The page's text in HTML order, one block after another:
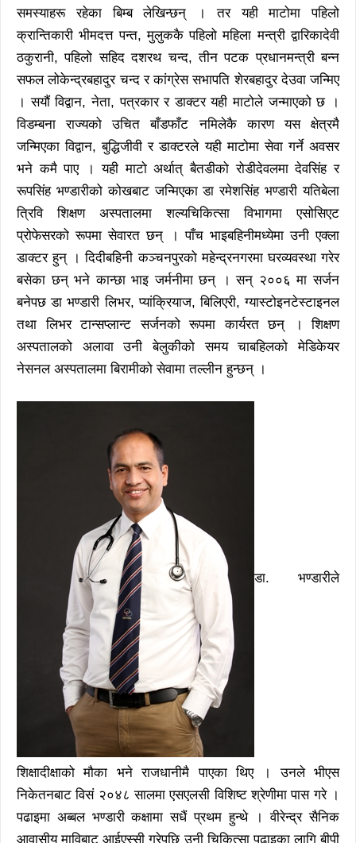
समस्याहरू रहेका बिम्ब लेखिन्छन् । तर यही माटोमा पहिलो
क्रान्तिकारी भीमदत्त पन्त, मुलुककै पहिलो महिला मन्त्री द्वारिकादेवी
ठकुरानी, पहिलो सहिद दशरथ चन्द, तीन पटक प्रधानमन्त्री बन्न
सफल लोकेन्द्रबहादुर चन्द र कांग्रेस सभापति शेरबहादुर देउवा जन्मिए
। सयौं विद्वान, नेता, पत्रकार र डाक्टर यही माटोले जन्माएको छ ।
विडम्बना राज्यको उचित बाँडफाँट नमिलेकै कारण यस क्षेत्रमै
जन्मिएका विद्वान, बुद्धिजीवी र डाक्टरले यही माटोमा सेवा गर्ने अवसर
भने कमै पाए । यही माटो अर्थात् बैतडीको रोडीदेवलमा देवसिंह र
रूपसिंह भण्डारीको कोखबाट जन्मिएका डा रमेशसिंह भण्डारी यतिबेला
त्रिवि शिक्षण अस्पतालमा शल्यचिकित्सा विभागमा एसोसिएट
प्रोफेसरको रूपमा सेवारत छन् । पाँच भाइबहिनीमध्येमा उनी एक्ला
डाक्टर हुन् । दिदीबहिनी कञ्चनपुरको महेन्द्रनगरमा घरव्यवस्था गरेर
बसेका छन् भने कान्छा भाइ जर्मनीमा छन् । सन् २००६ मा सर्जन
बनेपछ डा भण्डारी लिभर, प्यांक्रियाज, बिलिएरी, ग्यास्टोइनटेस्टाइनल
तथा लिभर टान्सप्लान्ट सर्जनको रूपमा कार्यरत छन् । शिक्षण
अस्पतालको अलावा उनी बेलुकीको समय चाबहिलको मेडिकेयर
नेसनल अस्पतालमा बिरामीको सेवामा तल्लीन हुन्छन् ।
डा. भण्डारीले
शिक्षादीक्षाको मौका भने राजधानीमै पाएका थिए । उनले भीएस
निकेतनबाट विसं २०४८ सालमा एसएलसी विशिष्ट श्रेणीमा पास गरे ।
पढाइमा अब्बल भण्डारी कक्षामा सधैं प्रथम हुन्थे । वीरेन्द्र सैनिक
आवासीय माविबाट आईएस्सी गरेपछि उनी चिकित्सा पढाइका लागि बीपी